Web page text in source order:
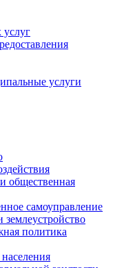
услуги
общественная
самоуправление
политика